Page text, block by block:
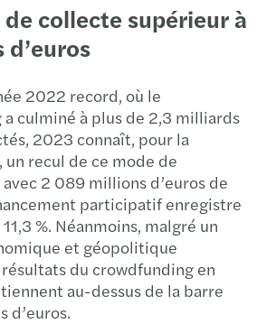
collecte supérieur à
2022 record, où le
culminé à plus de 2,3 milliards
2023 connaît, pour la
recul de ce mode de
2 089 millions d’euros de
participatif enregistre
%. Néanmoins, malgré un
et géopolitique
du crowdfunding en
au-dessus de la barre
d’euros.